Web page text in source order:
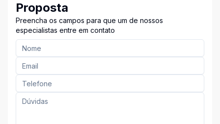
Proposta
Preencha os campos para que um de nossos
especialistas entre em contato